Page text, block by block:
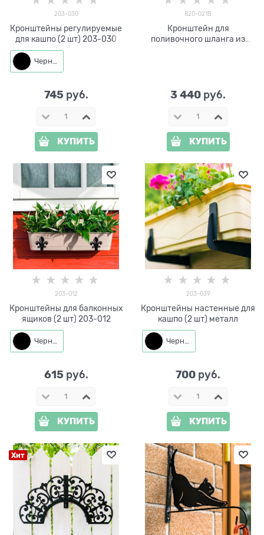
203-030
Кронштейны регулируемые
для кашпо (2 шт) 203-030
Черный
745 руб.
КУПИТЬ
820-021B
Кронштейн для
поливочного шланга из
3 440 руб.
КУПИТЬ
203-012
Кронштейны для балконных
ящиков (2 шт) 203-012
Черный
615 руб.
КУПИТЬ
203-039
Кронштейны настенные для
кашпо (2 шт) металл
Черный
700 руб.
КУПИТЬ
Хит